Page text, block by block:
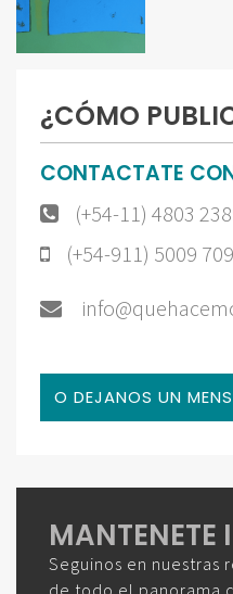
¿CÓMO
CONTACTATE
(+54-11) 4803
(+54-911) 5009
O DEJANOS UN
MANTENETE
Seguinos en nuestras